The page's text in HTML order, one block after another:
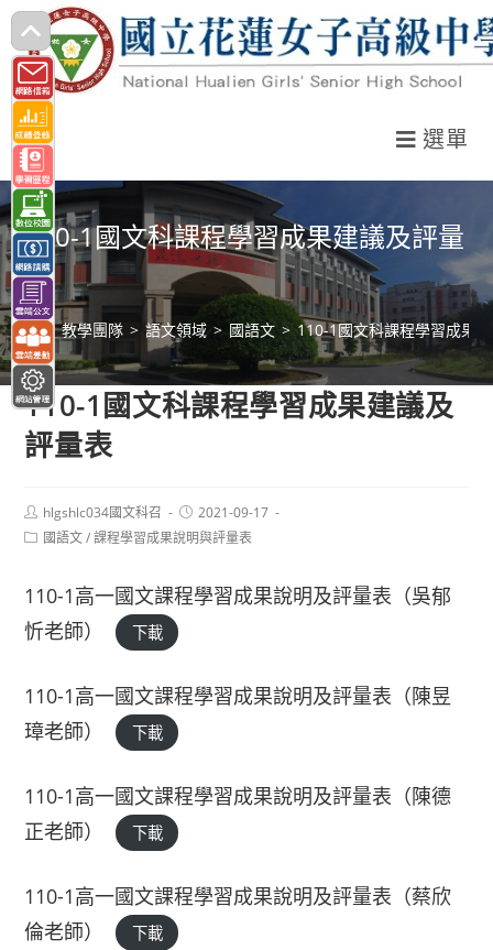
跳
轉
至
主
要
內
容
選單
110-1國文科課程學習成果建議及評量
表
> 教學團隊 > 語文領域 > 國語文 > 110-1國文科課程學習成果
110-1國文科課程學習成果建議及
評量表
Post
author:
hlgshlc034國文科召
Post
published:
2021-09-17
Post國語文 / 課程學習成果說明與評量表
110-1高一國文課程學習成果說明及評量表（吳郁
忻老師）
下載
110-1高一國文課程學習成果說明及評量表（陳昱
璋老師）
下載
110-1高一國文課程學習成果說明及評量表（陳德
正老師）
下載
110-1高一國文課程學習成果說明及評量表（蔡欣
倫老師）
下載